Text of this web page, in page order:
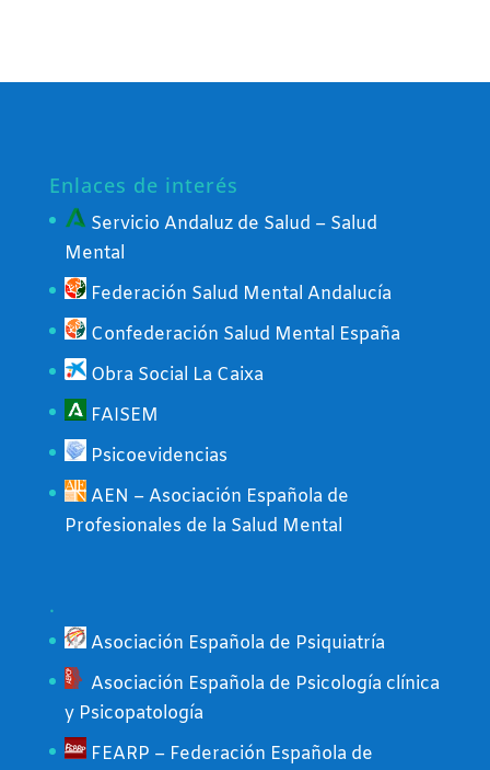
Enlaces de interés
Servicio Andaluz de Salud – Salud
Mental
Federación Salud Mental Andalucía
Confederación Salud Mental España
Obra Social La Caixa
FAISEM
Psicoevidencias
AEN – Asociación Española de
Profesionales de la Salud Mental
.
Asociación Española de Psiquiatría
Asociación Española de Psicología clínica
y Psicopatología
FEARP – Federación Española de